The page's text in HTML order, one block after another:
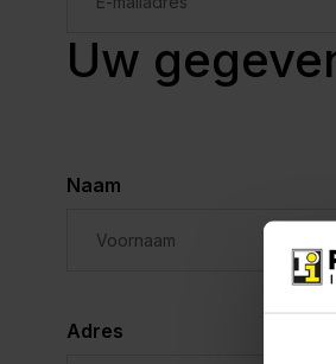
Uw
Naam
Adres